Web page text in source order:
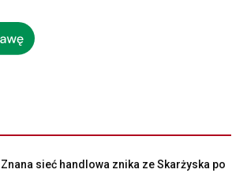
Znana sieć handlowa znika ze Skarżyska po